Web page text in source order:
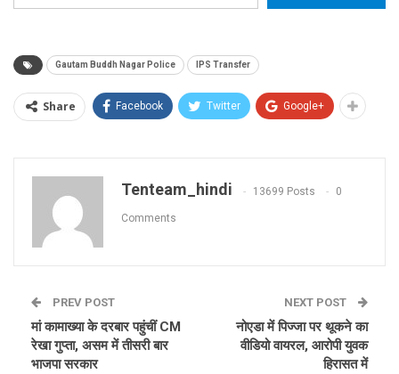
Gautam Buddh Nagar Police IPS Transfer
Share Facebook Twitter Google+
Tenteam_hindi 13699 Posts 0
Comments
PREV POST
मां कामाख्या के दरबार पहुंचीं CM
रेखा गुप्ता, असम में तीसरी बार
भाजपा सरकार
NEXT POST
नोएडा में पिज्जा पर थूकने का
वीडियो वायरल, आरोपी युवक
हिरासत में